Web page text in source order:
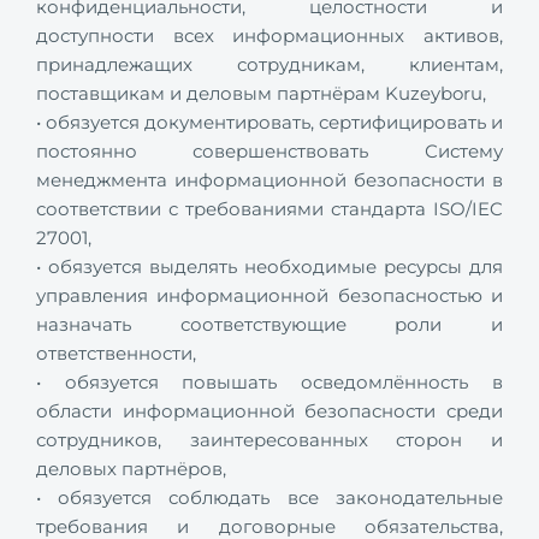
конфиденциальности, целостности и
доступности всех информационных активов,
принадлежащих сотрудникам, клиентам,
поставщикам и деловым партнёрам Kuzeyboru,
• обязуется документировать, сертифицировать и
постоянно совершенствовать Систему
менеджмента информационной безопасности в
соответствии с требованиями стандарта ISO/IEC
27001,
• обязуется выделять необходимые ресурсы для
управления информационной безопасностью и
назначать соответствующие роли и
ответственности,
• обязуется повышать осведомлённость в
области информационной безопасности среди
сотрудников, заинтересованных сторон и
деловых партнёров,
• обязуется соблюдать все законодательные
требования и договорные обязательства,